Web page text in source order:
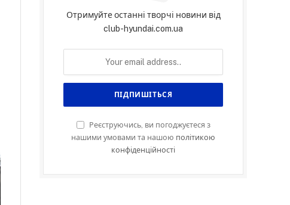
Отримуйте останні творчі новини від
club-hyundai.com.ua
Реєструючись, ви погоджуєтеся з
нашими умовами та нашою політикою
конфіденційності